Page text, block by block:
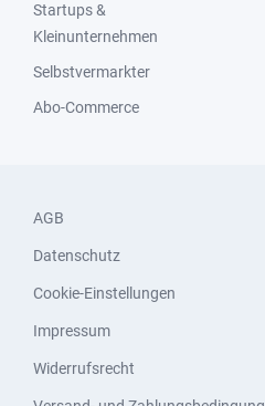
Startups &
Kleinunternehmen
Selbstvermarkter
Abo-Commerce
AGB
Datenschutz
Cookie-Einstellungen
Impressum
Widerrufsrecht